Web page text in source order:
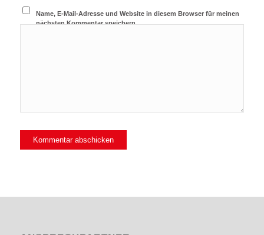
Name, E-Mail-Adresse und Website in diesem Browser für meinen
nächsten Kommentar speichern.